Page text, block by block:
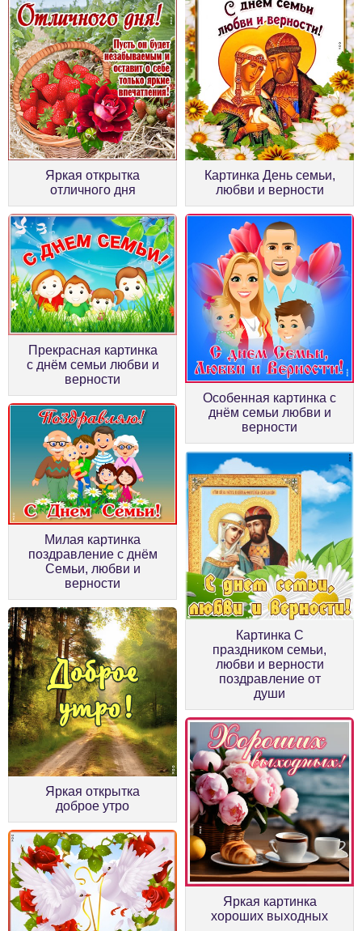
Яркая открытка
отличного дня
Картинка День семьи,
любви и верности
Прекрасная картинка
с днём семьи любви и
верности
Особенная картинка с
днём семьи любви и
верности
Милая картинка
поздравление с днём
Семьи, любви и
верности
Картинка С
праздником семьи,
любви и верности
поздравление от
души
Яркая открытка
доброе утро
Яркая картинка
хороших выходных